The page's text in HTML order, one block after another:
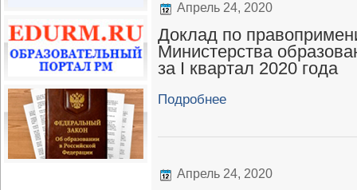
Апрель 24, 2020
Доклад по
Министерства
за I квартал 2020 года
Подробнее
Апрель 24, 2020